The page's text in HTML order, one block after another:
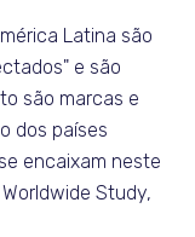
Latina são
e são
são marcas e
dos países
encaixam neste
Study,